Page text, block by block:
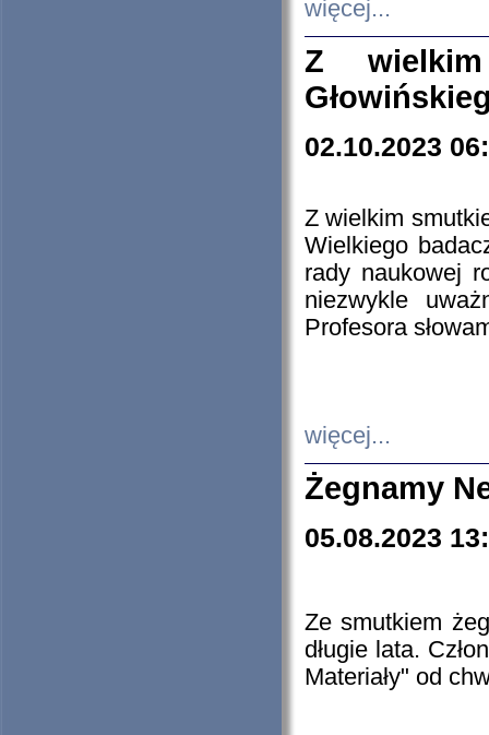
więcej...
Z
02.10.2023
Z wielkim
Wielkiego
rady naukowej
niezwykle
Profesora
więcej...
Żegnamy
05.08.2023
Ze smutkiem
długie lata.
Materiały" od